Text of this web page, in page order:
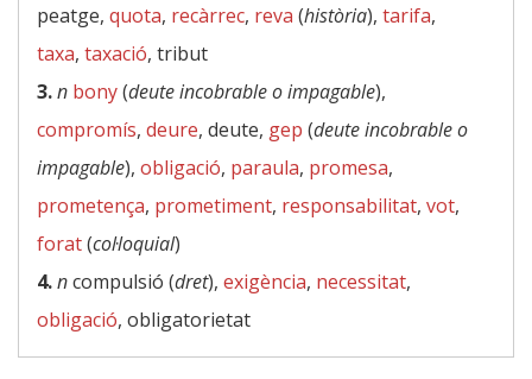
peatge, quota, recàrrec, reva (història), tarifa,
taxa, taxació, tribut
3.n bony(deute incobrable o impagable),
compromís, deure, deute, gep (deute incobrable o
impagable), obligació, paraula, promesa,
prometença, prometiment, responsabilitat, vot,
forat(col·loquial)
4.ncompulsió (dret), exigència, necessitat,
obligació, obligatorietat